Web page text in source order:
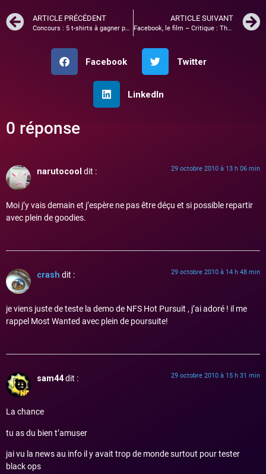
ARTICLE PRÉCÉDENT
Concours : 5 t-shirts à gagner pour la sortie de Jackass 3D !!
ARTICLE SUIVANT
Facebook, le film – Critique : The Social Network – vostfr
Facebook Twitter
LinkedIn
0 réponse
narutocool dit : 29 octobre 2010 à 13 h 06 min
Moi j’y vais demain et j’espère ne pas être déçu et si possible repartir
avec plein de goodies.
crash dit : 29 octobre 2010 à 14 h 48 min
je viens juste de teste la demo de NFS Hot Pursuit , j’ai adoré ! il me
rappel Most Wanted avec plein de poursuite!
sam44dit : 29 octobre 2010 à 15 h 31 min
La chance
tu as du bien t’amuser
jai vu la news au info il y avait trop de monde surtout pour tester
black ops